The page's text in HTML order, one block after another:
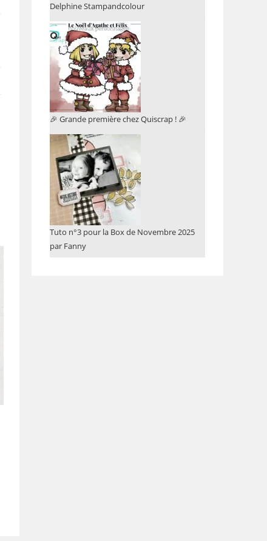
Delphine Stampandcolour
🎉 Grande première chez Quiscrap ! 🎉
Tuto n°3 pour la Box de Novembre 2025
par Fanny